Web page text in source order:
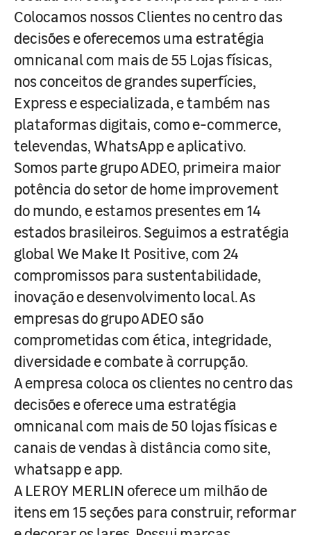
Colocamos nossos Clientes no centro das
decisões e oferecemos uma estratégia
omnicanal com mais de 55 Lojas físicas,
nos conceitos de grandes superfícies,
Express e especializada, e também nas
plataformas digitais, como e-commerce,
televendas, WhatsApp e aplicativo.
Somos parte grupo ADEO, primeira maior
potência do setor de home improvement
do mundo, e estamos presentes em 14
estados brasileiros. Seguimos a estratégia
global We Make It Positive, com 24
compromissos para sustentabilidade,
inovação e desenvolvimento local. As
empresas do grupo ADEO são
comprometidas com ética, integridade,
diversidade e combate à corrupção.
A empresa coloca os clientes no centro das
decisões e oferece uma estratégia
omnicanal com mais de 50 lojas físicas e
canais de vendas à distância como site,
whatsapp e app.
A LEROY MERLIN oferece um milhão de
itens em 15 seções para construir, reformar